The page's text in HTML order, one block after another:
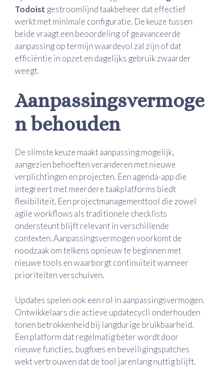
Todoist gestroomlijnd taakbeheer dat effectief
werkt met minimale configuratie. De keuze tussen
beide vraagt een beoordeling of geavanceerde
aanpassing op termijn waardevol zal zijn of dat
efficiëntie in opzet en dagelijks gebruik zwaarder
weegt.
Aanpassingsvermoge
n behouden
De slimste keuze maakt aanpassing mogelijk,
aangezien behoeften veranderen met nieuwe
verplichtingen en projecten. Een agenda-app die
integreert met meerdere taakplatforms biedt
flexibiliteit. Een projectmanagementtool die zowel
agile workflows als traditionele checklists
ondersteunt blijft relevant in verschillende
contexten. Aanpassingsvermogen voorkomt de
noodzaak om telkens opnieuw te beginnen met
nieuwe tools en waarborgt continuïteit wanneer
prioriteiten verschuiven.
Updates spelen ook een rol in aanpassingsvermogen.
Ontwikkelaars die actieve updatecycli onderhouden
tonen betrokkenheid bij langdurige bruikbaarheid.
Een platform dat regelmatig beter wordt door
nieuwe functies, bugfixes en beveiligingspatches
wekt vertrouwen dat de tool jarenlang nuttig blijft.